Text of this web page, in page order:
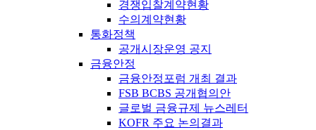
경쟁입찰계약현황
수의계약현황
통화정책
공개시장운영 공지
금융안정
금융안정포럼 개최 결과
FSB BCBS 공개협의안
글로벌 금융규제 뉴스레터
KOFR 주요 논의결과